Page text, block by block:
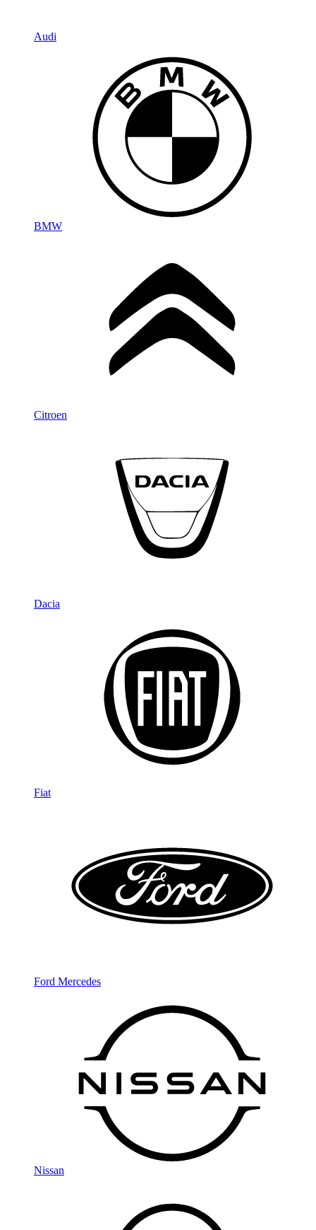
Audi
BMW
Citroen
Dacia
Fiat
Ford Mercedes
Nissan